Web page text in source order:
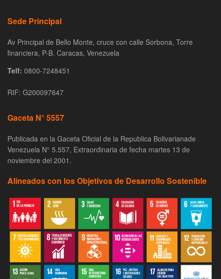
Sede Principal
Av Principal de Bello Monte, cruce con calle Sorbona, Torre
financiera, P-B. Caracas, Venezuela
Telf: 0800-7248451
RIF: G200097647
Gaceta N° 5557
Publicada en la Gaceta Oficial de la Republica Bolivarianade
Venezuela N° 5.557, Extraordinaria de fecha martes 13 de
noviembre del 2001.
Alineados con los Objetivos de Desarrollo Sostenible